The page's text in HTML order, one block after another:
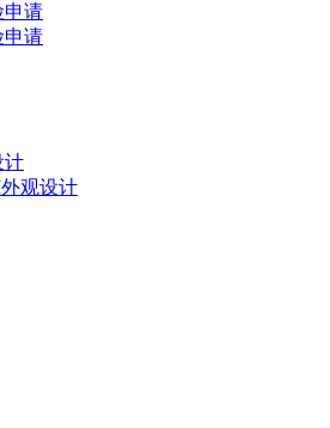
申请
申请
计
观设计